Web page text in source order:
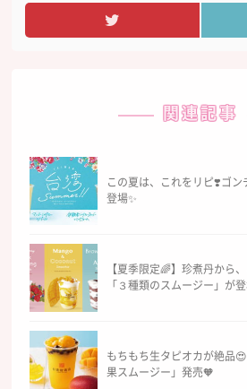
関連記事
この夏は、これをリピ❣️ゴ
登場✨
【夏季限定🌈】珍煮丹から
「３種類のスムージー」が
もちもち生タピオカが絶品
果スムージー」発売🧡